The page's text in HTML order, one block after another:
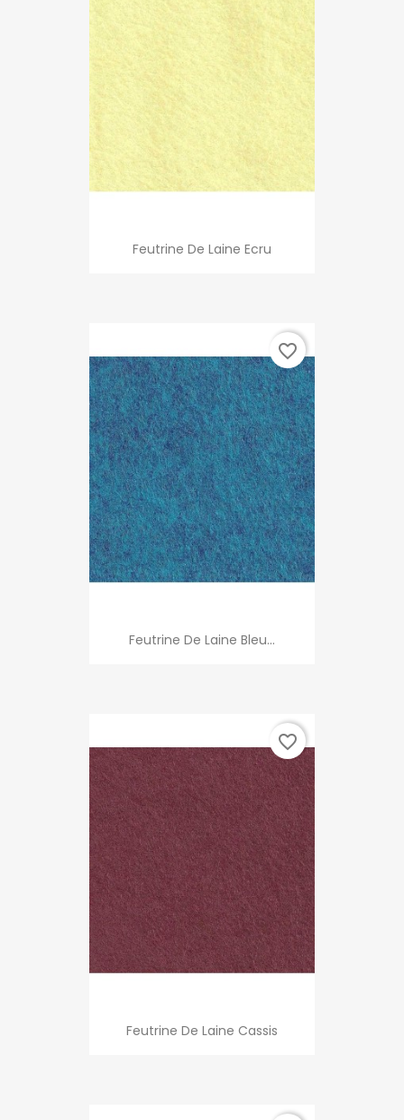
Feutrine De Laine Ecru
Feutrine De Laine Bleu...
favorite_border
Feutrine De Laine Cassis
favorite_border